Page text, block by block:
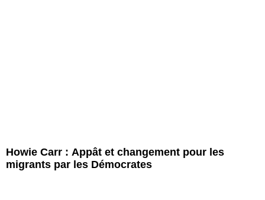
Howie Carr : Appât et changement pour les
migrants par les Démocrates